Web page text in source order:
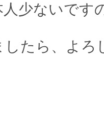
少ないです
したら、よろ